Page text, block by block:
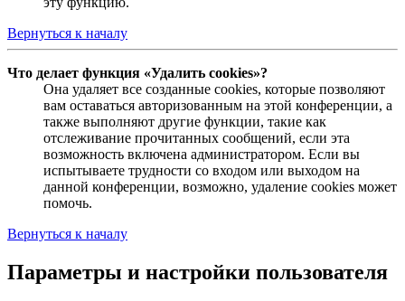
Вернуться к началу
Что делает функция «Удалить cookies»?
Она удаляет все созданные cookies, которые позволяют
вам оставаться авторизованным на этой конференции, а
также выполняют другие функции, такие как
отслеживание прочитанных сообщений, если эта
возможность включена администратором. Если вы
испытываете трудности со входом или выходом на
данной конференции, возможно, удаление cookies может
помочь.
Вернуться к началу
Параметры и настройки пользователя